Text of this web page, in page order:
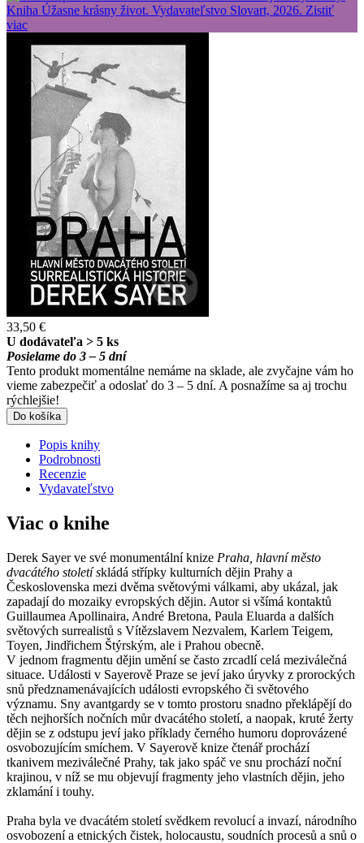
33,50 €
U dodávateľa > 5 ks
Posielame do 3 – 5 dní
Tento produkt momentálne nemáme na sklade, ale zvyčajne vám ho
vieme zabezpečiť a odoslať do 3 – 5 dní. A posnažíme sa aj trochu
rýchlejšie!
Do košíka
Popis knihy
Podrobnosti
Recenzie
Vydavateľstvo
Viac o knihe
Derek Sayer ve své monumentální knize Praha, hlavní město
dvacátého století skládá střípky kulturních dějin Prahy a
Československa mezi dvěma světovými válkami, aby ukázal, jak
zapadají do mozaiky evropských dějin. Autor si všímá kontaktů
Guillaumea Apollinaira, André Bretona, Paula Eluarda a dalších
světových surrealistů s Vítězslavem Nezvalem, Karlem Teigem,
Toyen, Jindřichem Štýrským, ale i Prahou obecně.
V jednom fragmentu dějin umění se často zrcadlí celá meziválečná
situace. Události v Sayerově Praze se jeví jako úryvky z prorockých
snů předznamenávajících události evropského či světového
významu. Sny avantgardy se v tomto prostoru snadno překlápějí do
těch nejhorších nočních můr dvacátého století, a naopak, kruté žerty
dějin se z odstupu jeví jako příklady černého humoru doprovázené
osvobozujícím smíchem. V Sayerově knize čtenář prochází
tkanivem meziválečné Prahy, tak jako spáč ve snu prochází noční
krajinou, v níž se mu objevují fragmenty jeho vlastních dějin, jeho
zklamání i touhy.
Praha byla ve dvacátém století svědkem revolucí a invazí, národního
osvobození a etnických čistek, holocaustu, soudních procesů a snů o